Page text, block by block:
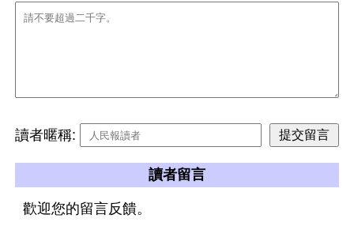
讀者暱稱:
讀者留言
歡迎您的留言反饋。